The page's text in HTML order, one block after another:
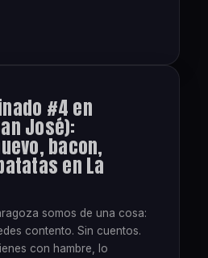
#4 en
José):
bacon,
en La
somos de una cosa:
contento. Sin cuentos.
con hambre, lo